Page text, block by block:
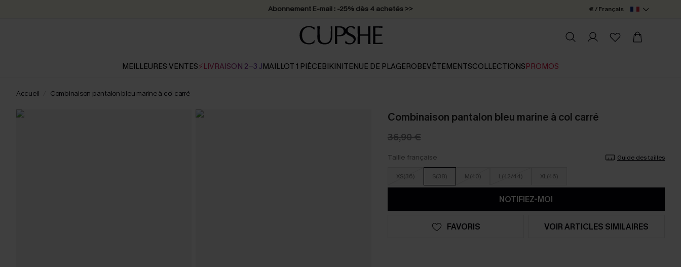
Abonnement E-mail : -25% dès 4 achetés >> € / Français
MEILLEURES VENTES⚡LIVRAISON 2-3 JMAILLOT 1 PIÈCEBIKINITENUE DE PLAGEROBEVÊTEMENTSCOLLECTIONSPROMOS
Accueil Combinaison pantalon bleu marine à col carré
Combinaison pantalon bleu marine à col carré
36,90 €
Taille française Guide des tailles
XS(36) S(38) M(40) L(42/44) XL(46)
NOTIFIEZ-MOI
FAVORIS VOIR ARTICLES SIMILAIRES